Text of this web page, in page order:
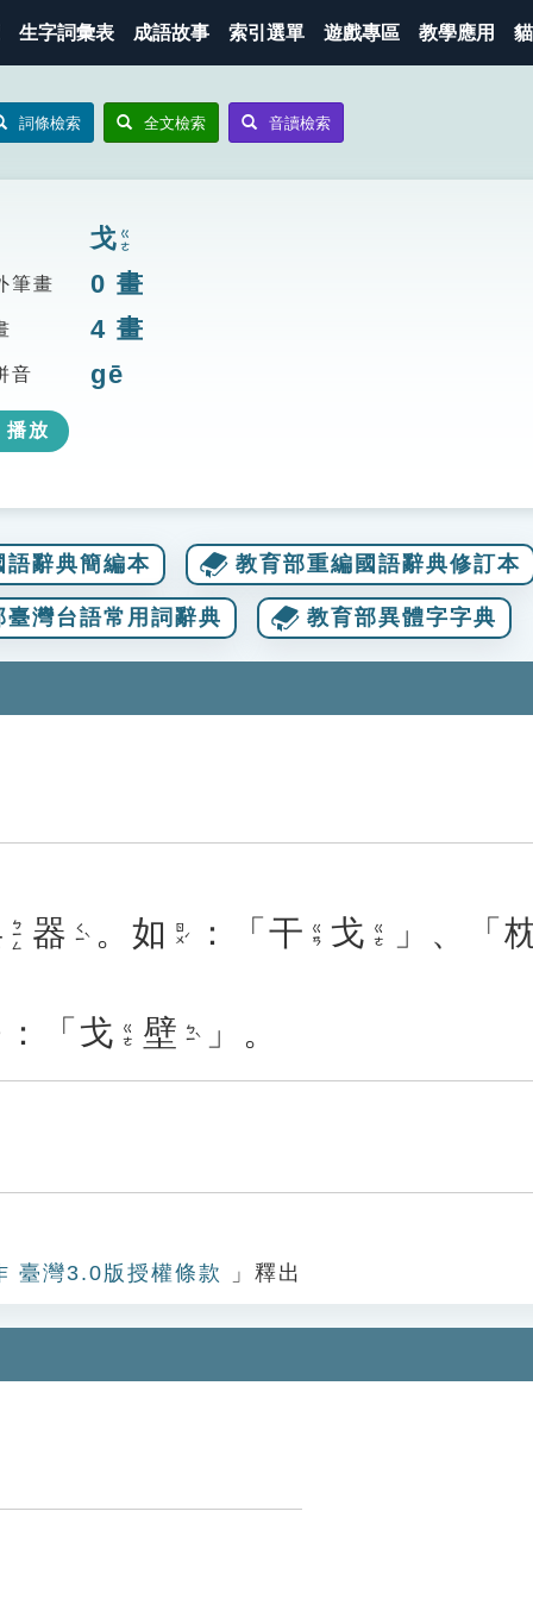
生字詞彙表 成語故事 索引選單 遊戲專區 教學應用
詞條檢索 全文檢索 音讀檢索
戈ㄍㄜ
筆畫 0 畫
4 畫
音 gē
播放
語辭典簡編本 教育部重編國語辭典修訂本
臺灣台語常用詞辭典 教育部異體字字典
ㄅㄧㄥ 器 ㄑㄧˋ 。 如 ㄖㄨˊ ：「 干 ㄍㄢ 戈 ㄍㄜ 」、「
：「 戈 ㄍㄜ 壁 ㄅㄧˋ 」。
臺灣3.0版授權條款 」釋出